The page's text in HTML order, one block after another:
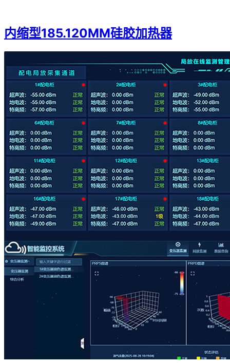
内缩型185.120MM硅胶加热器